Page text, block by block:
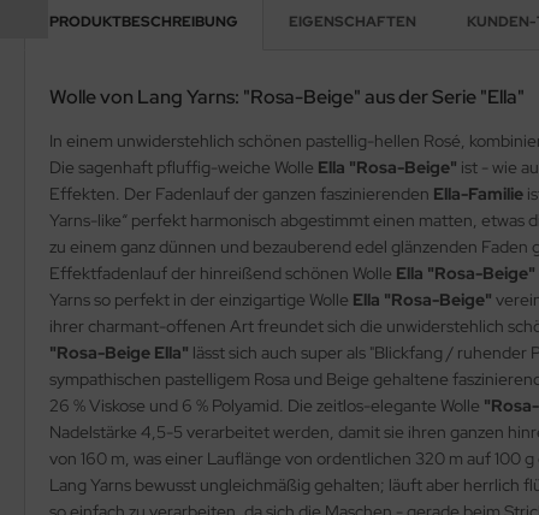
PRODUKTBESCHREIBUNG EIGENSCHAFTEN
Wolle von Lang Yarns: "Rosa-Beige" aus der Serie "Ella"
In einem unwiderstehlich schönen pastellig-hellen Rosé,
Die sagenhaft pfluffig-weiche Wolle Ella "Rosa-Beige" ist - wie
Effekten. Der Fadenlauf der ganzen faszinierenden Ella-Familie
Yarns-like“ perfekt harmonisch abgestimmt einen matten,
zu einem ganz dünnen und bezauberend edel glänzenden
Effektfadenlauf der hinreißend schönen Wolle Ella "Rosa-Beige"
Yarns so perfekt in der einzigartige Wolle Ella "Rosa-Beige"
ihrer charmant-offenen Art freundet sich die unwiderstehlich
"Rosa-Beige Ella" lässt sich auch super als "Blickfang / ruhender
sympathischen pastelligem Rosa und Beige gehaltene
26 % Viskose und 6 % Polyamid. Die zeitlos-elegante Wolle
Nadelstärke 4,5-5 verarbeitet werden, damit sie ihren ganzen
von 160 m, was einer Lauflänge von ordentlichen 320 m auf
Lang Yarns bewusst ungleichmäßig gehalten; läuft aber herrlich